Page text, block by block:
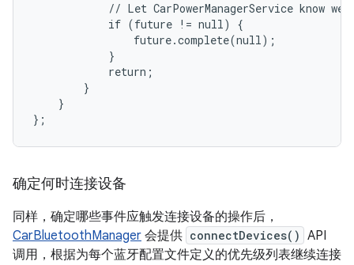
// Let CarPowerManagerService know
            if (future != null) {
                future.complete(null);
            }
            return;
        }
    }
};
确定何时连接设备
同样，确定哪些事件应触发连接设备的操作后，
CarBluetoothManager 会提供 connectDevices() API
调用，根据为每个蓝牙配置文件定义的优先级列表继续连接